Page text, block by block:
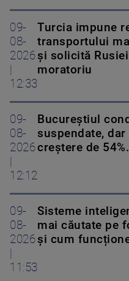
09-
08-
2026
12:33
Turcia impune
transportului
și solicită
moratoriu
09-
08-
2026
12:12
Bucureștiul
suspendate,
creștere de
09-
08-
2026
11:53
Sisteme
mai căutate pe
și cum